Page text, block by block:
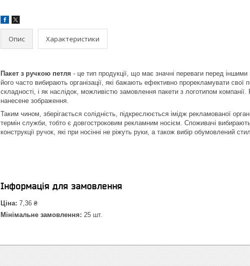
Опис Характеристики
Пакет з ручкою петля - це тип продукції, що має значні переваги перед
його часто вибирають організації, які бажають ефективно прорекламувати
складності, і як наслідок, можливістю замовлення пакети з логотипом
нанесене зображення.
Таким чином, зберігається солідність, підкреслюється імідж рекламованої
термін служби, тобто є довгостроковим рекламним носієм. Споживачі вибирають
конструкції ручок, які при носінні не ріжуть руки, а також вибір обумовлений
Інформація для замовлення
Ціна: 7,36 ₴
Мінімальне замовлення: 25 шт.